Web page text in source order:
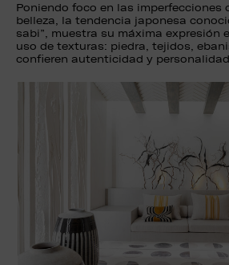
Poniendo foco en las imperfecciones
belleza, la tendencia japonesa
sabi”, muestra su máxima expresión
uso de texturas: piedra, tejidos,
confieren autenticidad y